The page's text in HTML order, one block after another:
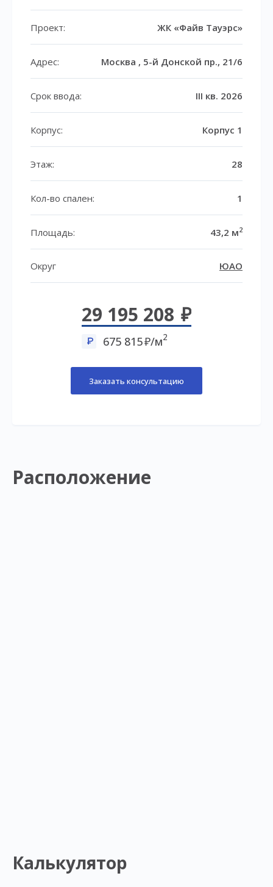
Проект: ЖК «Файв Тауэрс»
Адрес: Москва , 5-й Донской пр., 21/6
Срок ввода: III кв. 2026
Корпус: Корпус 1
Этаж: 28
Кол-во спален: 1
Площадь: 43,2 м2
Округ ЮАО
29 195 208
675 815 /м2
Заказать консультацию
Расположение
Калькулятор